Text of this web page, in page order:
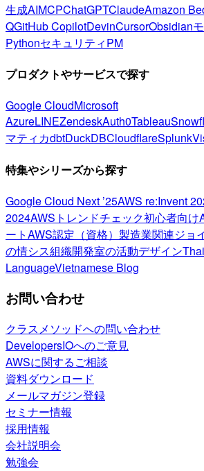
生成AIMCPChatGPTClaudeAmazon
QGitHub CopilotDevinCursorObsidian
PythonセキュリティPM
プロダクトやサービスで探す
Google CloudMicrosoft
AzureLINEZendeskAuth0Tableau
マティカdbtDuckDBCloudflareSplunk
特集やシリーズから探す
Google Cloud Next ’25AWS re:Invent
2024AWSトレンドチェック初心者向け
ートAWS認定（資格） 製造業関連ジョ
の情シス組織開発室の活動デザインThai
LanguageVietnamese Blog
お問い合わせ
クラスメソッドへの問い合わせ
DevelopersIOへのご意見
AWSに関するご相談
資料ダウンロード
メールマガジン登録
セミナー情報
採用情報
会社説明会
勉強会